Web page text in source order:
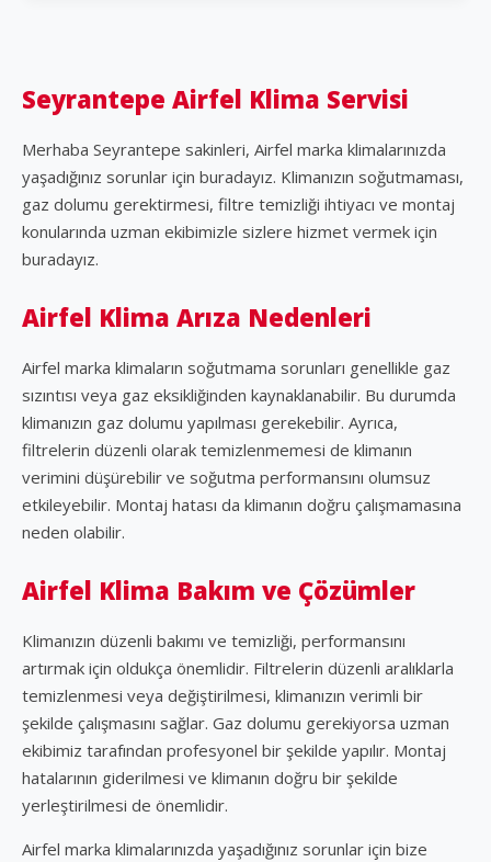
Seyrantepe Airfel Klima Servisi
Merhaba Seyrantepe sakinleri, Airfel marka klimalarınızda
yaşadığınız sorunlar için buradayız. Klimanızın soğutmaması,
gaz dolumu gerektirmesi, filtre temizliği ihtiyacı ve montaj
konularında uzman ekibimizle sizlere hizmet vermek için
buradayız.
Airfel Klima Arıza Nedenleri
Airfel marka klimaların soğutmama sorunları genellikle gaz
sızıntısı veya gaz eksikliğinden kaynaklanabilir. Bu durumda
klimanızın gaz dolumu yapılması gerekebilir. Ayrıca,
filtrelerin düzenli olarak temizlenmemesi de klimanın
verimini düşürebilir ve soğutma performansını olumsuz
etkileyebilir. Montaj hatası da klimanın doğru çalışmamasına
neden olabilir.
Airfel Klima Bakım ve Çözümler
Klimanızın düzenli bakımı ve temizliği, performansını
artırmak için oldukça önemlidir. Filtrelerin düzenli aralıklarla
temizlenmesi veya değiştirilmesi, klimanızın verimli bir
şekilde çalışmasını sağlar. Gaz dolumu gerekiyorsa uzman
ekibimiz tarafından profesyonel bir şekilde yapılır. Montaj
hatalarının giderilmesi ve klimanın doğru bir şekilde
yerleştirilmesi de önemlidir.
Airfel marka klimalarınızda yaşadığınız sorunlar için bize